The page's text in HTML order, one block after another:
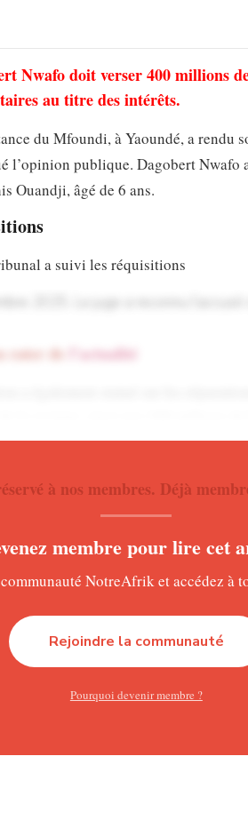
Nwafo doit verser 400 millions
au titre des intérêts.
du Mfoundi, à Yaoundé, a rendu
l’opinion publique. Dagobert Nwafo
Ouandji, âgé de 6 ans.
a suivi les réquisitions
rater de l’actualité
la famille du condamné
y compris au sein de la famille du
dans un message poignant
de l’actualité africaine en direct
encore vive
il ne saurait effacer le
quartier Ngoa-Ekelle. Selon les
altercation, Dagobert Nwafo
à nos membres. Déjà
membre pour lire cet
NotreAfrik et accédez à
Rejoindre la communauté
Pourquoi devenir membre ?